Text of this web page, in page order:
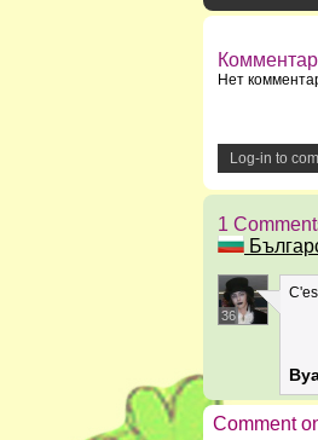
Нет
Log-in to
1
36
Comment